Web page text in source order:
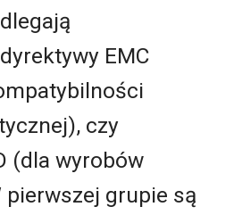
EMC
czy
(dla wyrobów
pierwszej grupie są